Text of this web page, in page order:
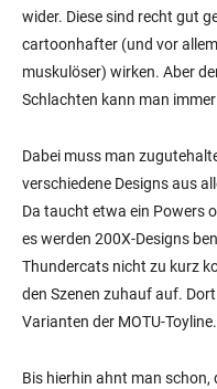
wider. Diese sind recht gut
cartoonhafter (und vor
muskulöser) wirken. Aber
Schlachten kann man
Dabei muss man
verschiedene Designs aus
Da taucht etwa ein Powers
es werden 200X-Designs
Thundercats nicht zu kurz
den Szenen zuhauf auf.
Varianten der MOTU-Toyline.
Bis hierhin ahnt man schon,